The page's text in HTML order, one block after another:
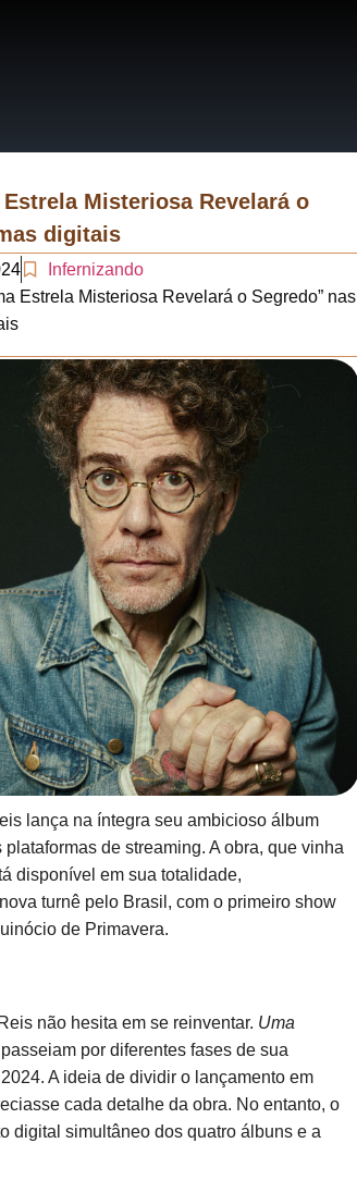
Misteriosa Revelará o
digitais
Infernizando
Estrela Misteriosa Revelará o Segredo” nas
lança na íntegra seu ambicioso álbum
plataformas de streaming. A obra, que vinha
disponível em sua totalidade,
turnê pelo Brasil, com o primeiro show
de Primavera.
não hesita em se reinventar. Uma
por diferentes fases de sua
A ideia de dividir o lançamento em
cada detalhe da obra. No entanto, o
digital simultâneo dos quatro álbuns e a